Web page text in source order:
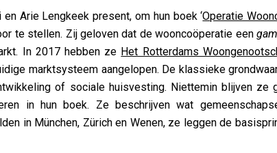
Arie Lengkeek present, om hun boek ‘Operatie
te stellen. Zij geloven dat de wooncoöperatie een
In 2017 hebben ze Het Rotterdams
marktsysteem aangelopen. De klassieke
of sociale huisvesting. Niettemin blijven ze
in hun boek. Ze beschrijven wat
in München, Zürich en Wenen, ze leggen de